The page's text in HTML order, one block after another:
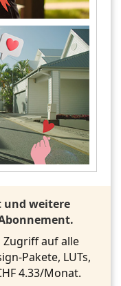
und weitere
Zugriff auf alle
Pakete, LUTs,
4.33/Monat.